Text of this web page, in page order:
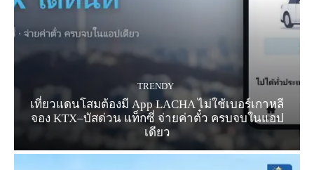
TRENDY
เที่ยวแดนโสมต้องมี App LACHA ไม่ใช้เบอร์เกาหลี
จอง KTX–บัสด่วน แท็กซี่ จ่ายค่าตั๋ว ครบจบในแอป
เดียว